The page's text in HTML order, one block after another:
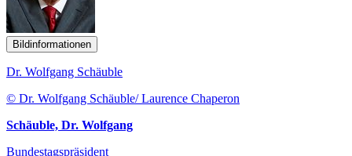
Bildinformationen
Dr. Wolfgang Schäuble
© Dr. Wolfgang Schäuble/ Laurence Chaperon
Schäuble, Dr. Wolfgang
Bundestagspräsident